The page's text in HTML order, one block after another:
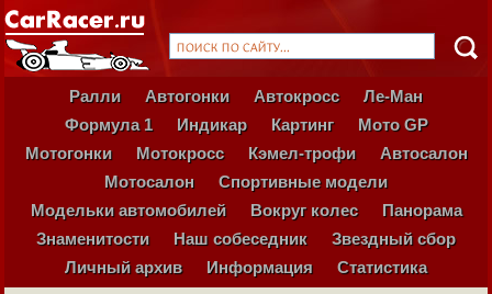
Ралли Автогонки Автокросс
Ле-Ман
Формула 1
Индикар Картинг
Мото GP
Мотогонки
Мотокросс Кэмел-трофи
Автосалон
Мотосалон
Спортивные модели
Модельки автомобилей
Вокруг колес
Панорама
Знаменитости
Наш собеседник
Звездный сбор
Личный архив
Информация Статистика